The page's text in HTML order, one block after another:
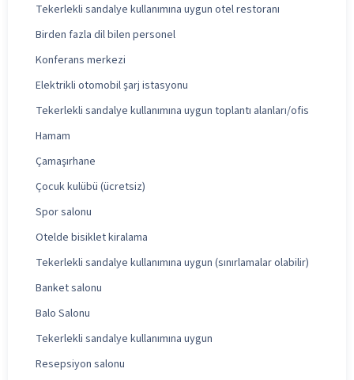
Tekerlekli sandalye kullanımına uygun otel restoranı
Birden fazla dil bilen personel
Konferans merkezi
Elektrikli otomobil şarj istasyonu
Tekerlekli sandalye kullanımına uygun toplantı alanları/ofis
Hamam
Çamaşırhane
Çocuk kulübü (ücretsiz)
Spor salonu
Otelde bisiklet kiralama
Tekerlekli sandalye kullanımına uygun (sınırlamalar olabilir)
Banket salonu
Balo Salonu
Tekerlekli sandalye kullanımına uygun
Resepsiyon salonu